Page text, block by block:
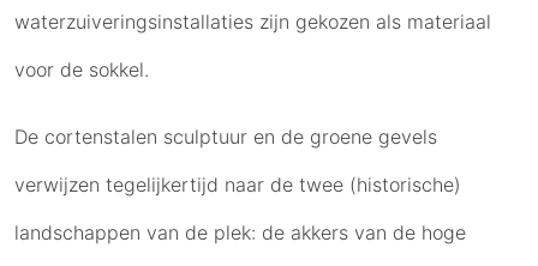
waterzuiveringsinstallaties zijn gekozen als materiaal
voor de sokkel.
De cortenstalen sculptuur en de groene gevels
verwijzen tegelijkertijd naar de twee (historische)
landschappen van de plek: de akkers van de hoge